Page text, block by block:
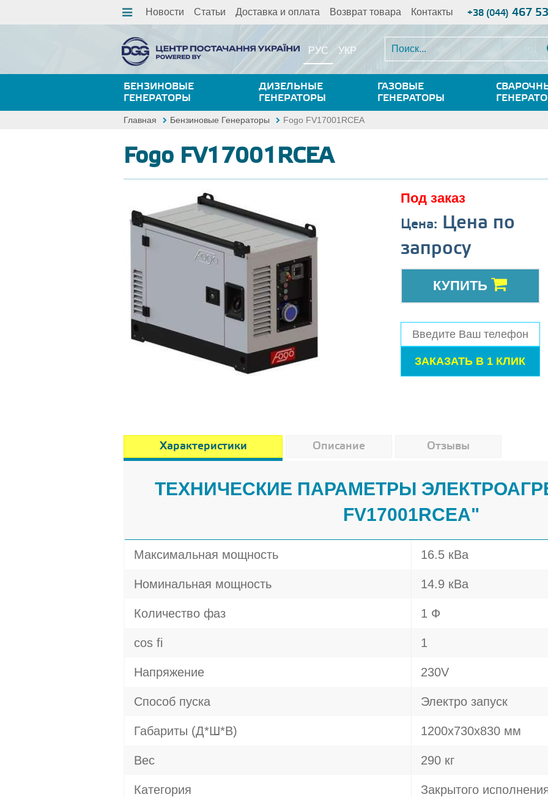
Новости Статьи Доставка и оплата Возврат товара Контакты +38 (044) 467
РУС УКР
БЕНЗИНОВЫЕ
ГЕНЕРАТОРЫ
ДИЗЕЛЬНЫЕ
ГЕНЕРАТОРЫ
ГАЗОВЫЕ
ГЕНЕРАТОРЫ
Главная Бензиновые Генераторы Fogo FV17001RCEA
Fogo FV17001RCEA
Под заказ
Цена: Цена по
запросу
КУПИТЬ
Характеристики Описание Отзывы
ТЕХНИЧЕСКИЕ ПАРАМЕТРЫ
FV17001RCEA"
Максимальная мощность 16.5 кВа
Номинальная мощность 14.9 кВа
Количество фаз 1 Ф
cos fi 1
Напряжение 230V
Способ пуска Электро запуск
Габариты (Д*Ш*В) 1200х730х830 мм
Вес 290 кг
Категория Закрытого